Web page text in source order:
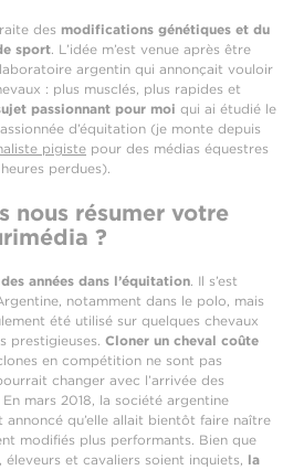
des modifications génétiques et du
sport. L’idée m’est venue après être
argentin qui annonçait vouloir
: plus musclés, plus rapides et
passionnant pour moi qui ai étudié le
d’équitation (je monte depuis
pigiste pour des médias équestres
perdues).
nous résumer votre
?
années dans l’équitation. Il s’est
notamment dans le polo, mais
été utilisé sur quelques chevaux
prestigieuses. Cloner un cheval coûte
en compétition ne sont pas
changer avec l’arrivée des
mars 2018, la société argentine
qu’elle allait bientôt faire naître
modifiés plus performants. Bien que
éleveurs et cavaliers soient inquiets, la